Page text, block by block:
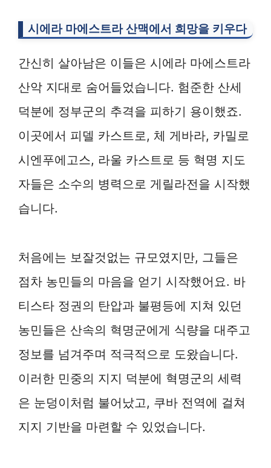
시에라 마에스트라 산맥에서 희망을 키우다
간신히 살아남은 이들은 시에라 마에스트라
산악 지대로 숨어들었습니다. 험준한 산세
덕분에 정부군의 추격을 피하기 용이했죠.
이곳에서 피델 카스트로, 체 게바라, 카밀로
시엔푸에고스, 라울 카스트로 등 혁명 지도
자들은 소수의 병력으로 게릴라전을 시작했
습니다.
처음에는 보잘것없는 규모였지만, 그들은
점차 농민들의 마음을 얻기 시작했어요. 바
티스타 정권의 탄압과 불평등에 지쳐 있던
농민들은 산속의 혁명군에게 식량을 대주고
정보를 넘겨주며 적극적으로 도왔습니다.
이러한 민중의 지지 덕분에 혁명군의 세력
은 눈덩이처럼 불어났고, 쿠바 전역에 걸쳐
지지 기반을 마련할 수 있었습니다.